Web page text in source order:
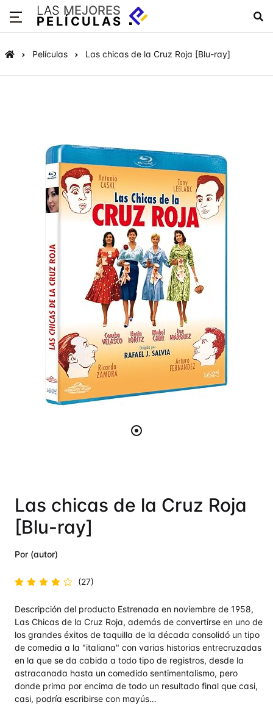
LAS MEJORES
PELÍCULAS
Películas Las chicas de la Cruz Roja [Blu-ray]
Las chicas de la Cruz Roja
[Blu-ray]
Por (autor)
en4.5
de 5
(27)
Descripción del producto Estrenada en noviembre de 1958,
Las Chicas de la Cruz Roja, además de convertirse en uno de
los grandes éxitos de taquilla de la década consolidó un tipo
de comedia a la "italiana" con varias historias entrecruzadas
en la que se da cabida a todo tipo de registros, desde la
astracanada hasta un comedido sentimentalismo, pero
donde prima por encima de todo un resultado final que casi,
casi, podría escribirse con mayús…